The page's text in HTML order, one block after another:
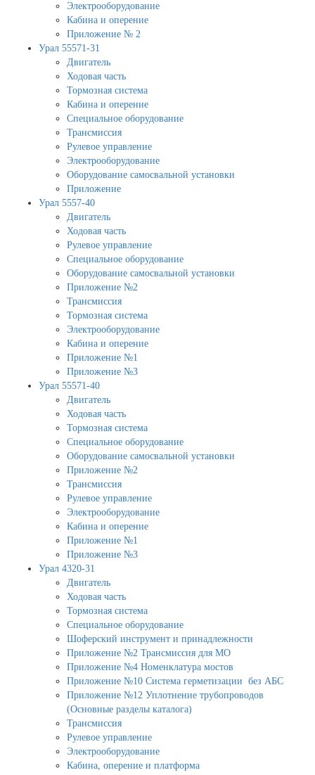
Электрооборудование
Кабина и оперение
Приложение № 2
Урал 55571-31
Двигатель
Ходовая часть
Тормозная система
Кабина и оперение
Специальное оборудование
Трансмиссия
Рулевое управление
Электрооборудование
Оборудование самосвальной установки
Приложение
Урал 5557-40
Двигатель
Ходовая часть
Рулевое управление
Специальное оборудование
Оборудование самосвальной установки
Приложение №2
Трансмиссия
Тормозная система
Электрооборудование
Кабина и оперение
Приложение №1
Приложение №3
Урал 55571-40
Двигатель
Ходовая часть
Тормозная система
Специальное оборудование
Оборудование самосвальной установки
Приложение №2
Трансмиссия
Рулевое управление
Электрооборудование
Кабина и оперение
Приложение №1
Приложение №3
Урал 4320-31
Двигатель
Ходовая часть
Тормозная система
Специальное оборудование
Шоферский инструмент и принадлежности
Приложение №2 Трансмиссия для МО
Приложение №4 Номенклатура мостов
Приложение №10 Система герметизации без АБС
Приложение №12 Уплотнение трубопроводов
(Основные разделы каталога)
Трансмиссия
Рулевое управление
Электрооборудование
Кабина, оперение и платформа